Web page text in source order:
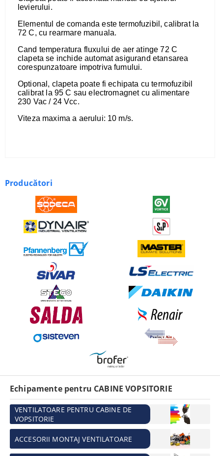
levierului.
​Elementul de comanda este termofuzibil, calibrat la
72 C, cu rearmare manuala.
​Cand temperatura fluxului de aer atinge 72 C
clapeta se inchide automat asigurand etansarea
corespunzatoare impotriva fumului.
​Optional, clapeta poate fi echipata cu termofuzibil
calibrat la 95 C sau electromagnet cu alimentare
230 Vac / 24 Vcc.
​Viteza maxima a aerului: 10 m/s.
Producători
Echipamente pentru CABINE VOPSITORIE
VENTILATOARE PENTRU CABINE DE
VOPSITORIE
ACCESORII MONTAJ VENTILATOARE